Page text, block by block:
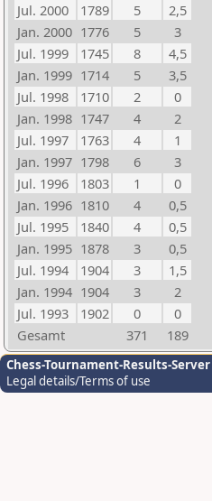
Jul. 2000
1789 5
2,5
Jan. 2000 1776 5
3
Jul. 1999
1745 8
4,5
Jan. 1999 1714 5
3,5
Jul. 1998
1710 2
0
Jan. 1998 1747 4
2
Jul. 1997
1763 4
1
Jan. 1997 1798 6
3
Jul. 1996
1803 1
0
Jan. 1996 1810 4
0,5
Jul. 1995
1840 4
0,5
Jan. 1995 1878 3
0,5
Jul. 1994
1904 3
1,5
Jan. 1994 1904 3
2
Jul. 1993
1902 0
0
Gesamt
371 189
Chess-Tournament-Results-Server
Legal details/Terms of use